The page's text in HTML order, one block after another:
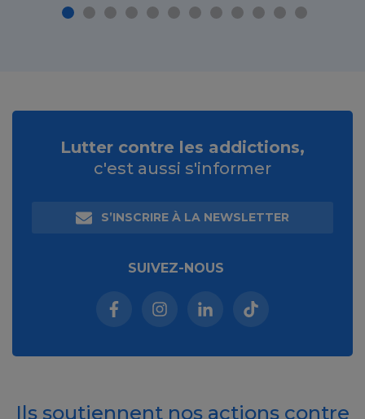
Lutter contre les addictions,
c'est aussi s'informer
S’INSCRIRE À LA NEWSLETTER
SUIVEZ-NOUS
Facebook (nouvelle fenêtre)
Instagram (nouvelle fenêtre)
Linkedin (nouvelle
Tiktok (nouvelle
Ils soutiennent nos actions contre